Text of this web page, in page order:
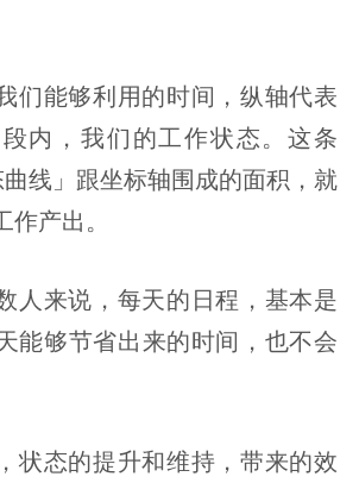
们能够利用的时间，纵轴代表
内，我们的工作状态。这条
线」跟坐标轴围成的面积，就
产出。
人来说，每天的日程，基本是
能够节省出来的时间，也不会
状态的提升和维持，带来的效